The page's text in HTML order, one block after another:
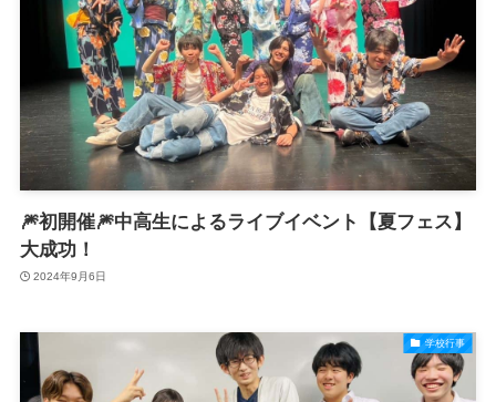
🎆初開催🎆中高生によるライブイベント【夏フェス】
大成功！
2024年9月6日
学校行事